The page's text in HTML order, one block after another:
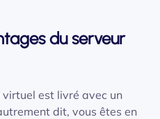
du serveur
est livré avec un
dit, vous êtes en